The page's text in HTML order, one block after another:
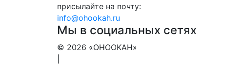
присылайте на почту:
info@ohookah.ru
Мы в социальных сетях
© 2026 «OHOOKAH»